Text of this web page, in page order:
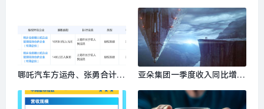
养权纠纷里的“夺子”救济难题|
界面新闻 · 中国
哪吒汽车方运舟、张勇合计1.
16亿元股权遭冻结|界面新闻 ·
汽车
亚朵集团一季度收入同比增长
47.5%，创新驱动强劲开局|界
面新闻 · 旅行